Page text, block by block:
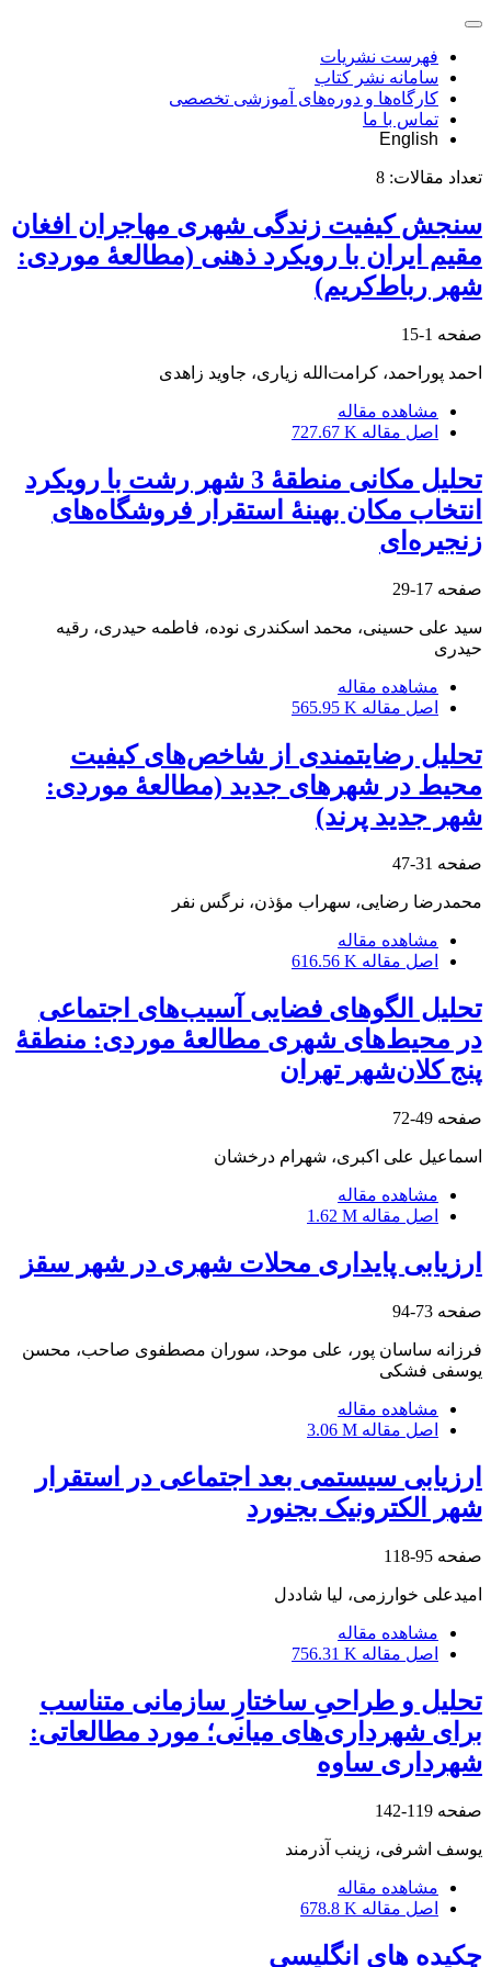
فهرست نشریات
سامانه نشر کتاب
کارگاه‌ها و دوره‌های آموزشی تخصصی
تماس با ما
English
تعداد مقالات: 8
سنجش کیفیت زندگی شهری مهاجران ‌افغان
مقیم ایران با رویکرد ذهنی (مطالعۀ موردی:
شهر رباط‌کریم)
صفحه 1-15
احمد پوراحمد، کرامت‌الله زیاری، جاوید زاهدی
مشاهده مقاله
اصل مقاله 727.67 K
تحلیل مکانی منطقۀ 3 شهر رشت با رویکرد
انتخاب مکان بهینۀ استقرار فروشگاه‌های
زنجیره‌ای
صفحه 17-29
سید علی حسینی، محمد اسکندری نوده، فاطمه حیدری، رقیه
حیدری
مشاهده مقاله
اصل مقاله 565.95 K
تحلیل رضایتمندی از شاخص‌های کیفیت
محیط در شهرهای جدید (مطالعۀ موردی:
شهر جدید پرند)
صفحه 31-47
محمدرضا رضایی، سهراب مؤذن، نرگس نفر
مشاهده مقاله
اصل مقاله 616.56 K
تحلیل الگو‌‌های فضایی آسیب‌‌‌های اجتماعی
در محیط‌‌‌های شهری مطالعۀ موردی: منطقۀ
پنج کلان‌شهر تهران
صفحه 49-72
اسماعیل علی اکبری، شهرام درخشان
مشاهده مقاله
اصل مقاله 1.62 M
ارزیابی پایداری محلات شهری در شهر سقز
صفحه 73-94
فرزانه ساسان پور، علی موحد، سوران مصطفوی صاحب، محسن
یوسفی فشکی
مشاهده مقاله
اصل مقاله 3.06 M
ارزیابی سیستمی بعد اجتماعی در استقرار
شهر الکترونیک بجنورد
صفحه 95-118
امیدعلی خوارزمی، لیا شاددل
مشاهده مقاله
اصل مقاله 756.31 K
تحلیل و طراحیِ ساختارِ سازمانی متناسب
برای شهرداری‌های میانی؛ مورد مطالعاتی:
شهرداری ساوه
صفحه 119-142
یوسف اشرفی، زینب آذرمند
مشاهده مقاله
اصل مقاله 678.8 K
چکیده های انگلیسی